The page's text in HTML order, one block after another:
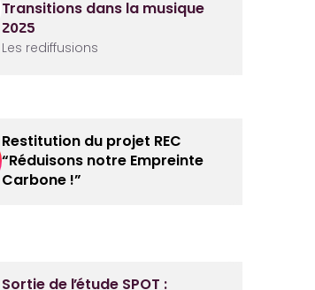
Transitions dans la musique
2025
Les rediffusions
Restitution du projet REC
“Réduisons notre Empreinte
Carbone !”
Sortie de l’étude SPOT :